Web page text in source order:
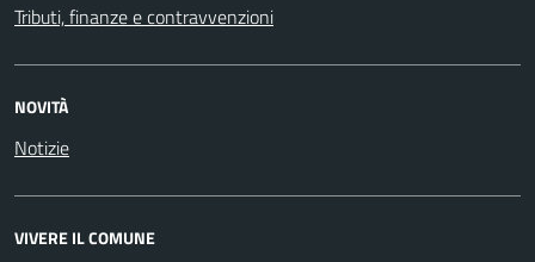
Tributi, finanze e contravvenzioni
NOVITÀ
Notizie
VIVERE IL COMUNE